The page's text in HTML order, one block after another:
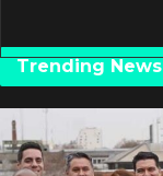
Trending News